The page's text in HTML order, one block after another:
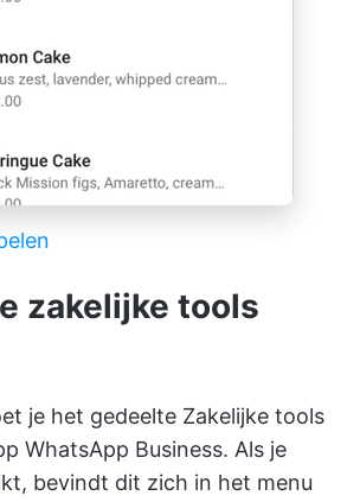
zakelijke tools
je het gedeelte Zakelijke tools
WhatsApp Business. Als je
bevindt dit zich in het menu